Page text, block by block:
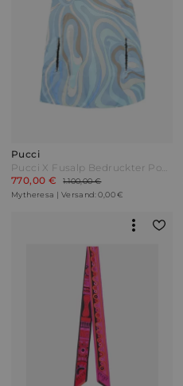
Pucci
Pucci X Fusalp Bedruckter Poncho Blau
770,00 €
1.100,00 €
Mytheresa | Versand: 0,00 €